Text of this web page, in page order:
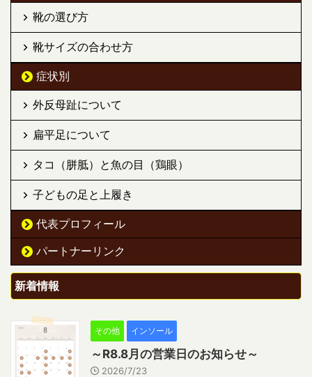
靴の選び方
靴サイズの合わせ方
症状別
外反母趾について
扁平足について
タコ（胼胝）と魚の目（鶏眼）
子どもの足と上履き
代表プロフィール
パートナーリンク
新着情報
その他 インソール
～R8.8月の営業日のお知らせ～
2026/7/23